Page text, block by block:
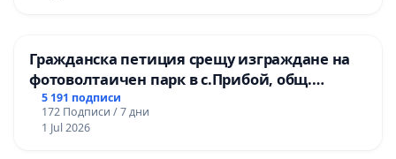
Гражданска петиция срещу изграждане на
фотоволтаичен парк в с.Прибой, общ.
Радомир
5 191 подписи
172 Подписи / 7 дни
1 Jul 2026